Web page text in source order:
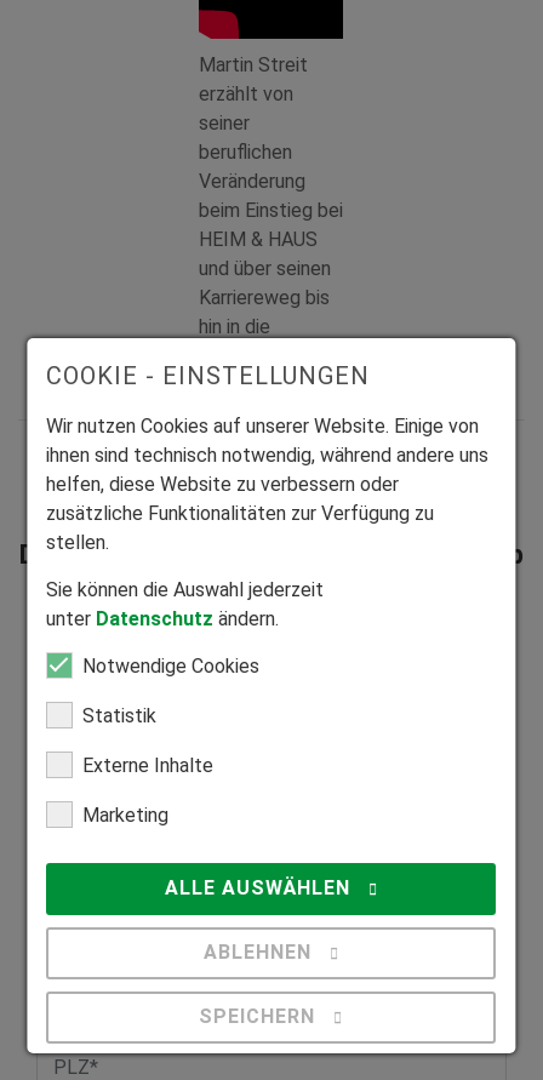
Martin Streit
erzählt von
seiner
beruflichen
Veränderung
beim Einstieg bei
HEIM & HAUS
und über seinen
Karriereweg bis
hin in die
Werden Sie jetzt Direktverkäufer von
Deutschlands Nummer 1 im Direktvertrieb
von Bauelementen!
Vorname
Nachname
COOKIE - EINSTELLUNGEN
Wir nutzen Cookies auf unserer Website. Einige von
ihnen sind technisch notwendig, während andere uns
helfen, diese Website zu verbessern oder
zusätzliche Funktionalitäten zur Verfügung zu
stellen.
Sie können die Auswahl jederzeit
unter Datenschutz ändern.
Notwendige Cookies
Statistik
Externe Inhalte
Marketing
ALLE AUSWÄHLEN
ABLEHNEN
SPEICHERN